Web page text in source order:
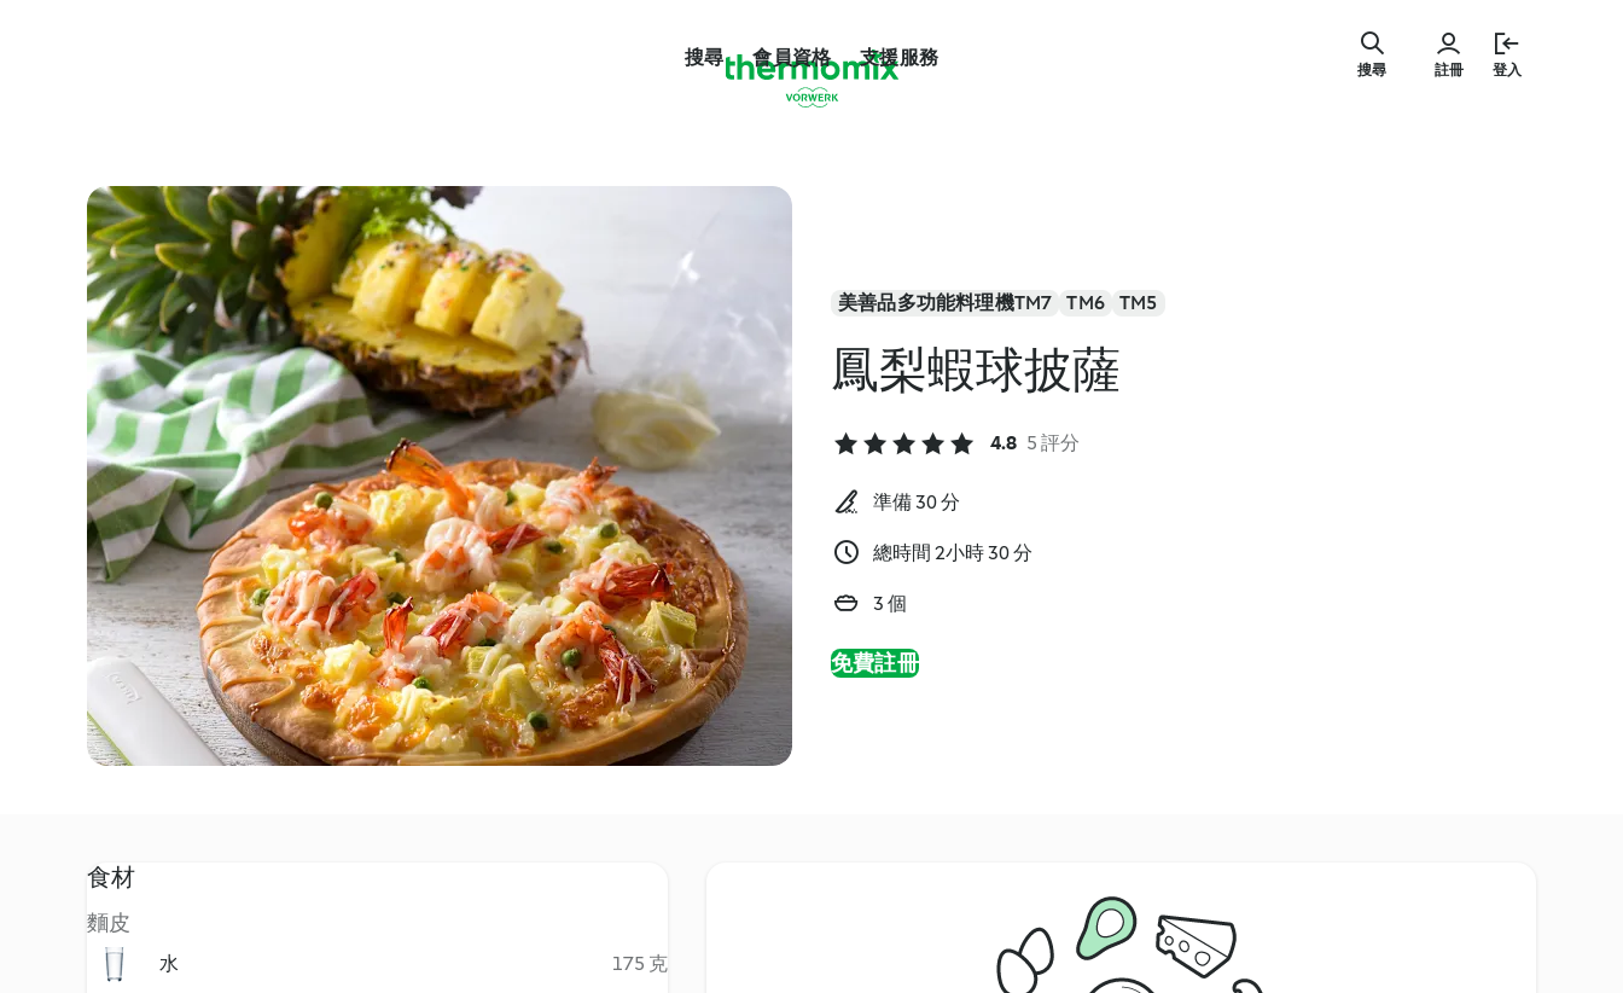
搜尋 會員資格 支援服務
註冊 登入
搜尋
美善品多功能料理機TM7 TM6 TM5
鳳梨蝦球披薩
4.8 5 評分
準備 30 分
總時間 2小時 30 分
3 個
免費註冊
食材
麵皮
水 175 克